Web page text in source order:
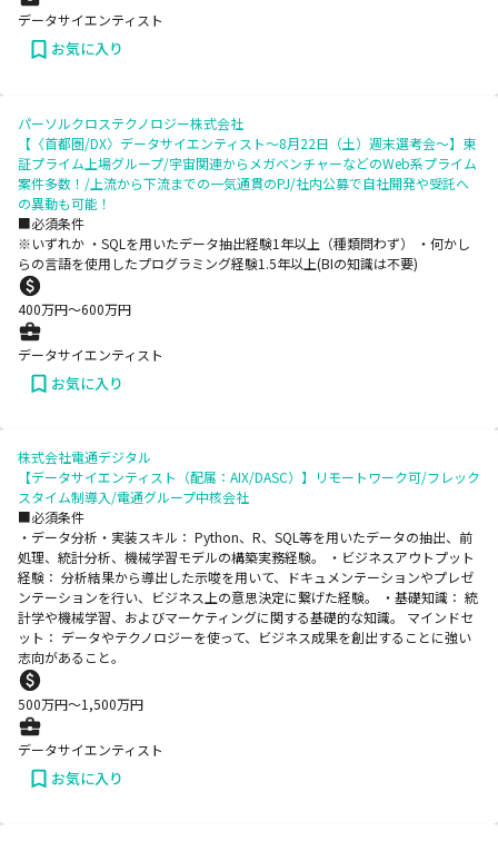
データサイエンティスト
お気に入り
パーソルクロステクノロジー株式会社
【〈首都圏/DX〉データサイエンティスト～8月22日（土）週末選考会～】東
証プライム上場グループ/宇宙関連からメガベンチャーなどのWeb系プライム
案件多数！/上流から下流までの一気通貫のPJ/社内公募で自社開発や受託へ
の異動も可能！
■必須条件
※いずれか ・SQLを用いたデータ抽出経験1年以上（種類問わず） ・何かし
らの言語を使用したプログラミング経験1.5年以上(BIの知識は不要)
400万円〜600万円
データサイエンティスト
お気に入り
株式会社電通デジタル
【データサイエンティスト（配属：AIX/DASC）】リモートワーク可/フレック
スタイム制導入/電通グループ中核会社
■必須条件
・データ分析・実装スキル： Python、R、SQL等を用いたデータの抽出、前
処理、統計分析、機械学習モデルの構築実務経験。 ・ビジネスアウトプット
経験： 分析結果から導出した示唆を用いて、ドキュメンテーションやプレゼ
ンテーションを行い、ビジネス上の意思決定に繋げた経験。 ・基礎知識： 統
計学や機械学習、およびマーケティングに関する基礎的な知識。 マインドセ
ット： データやテクノロジーを使って、ビジネス成果を創出することに強い
志向があること。
500万円〜1,500万円
データサイエンティスト
お気に入り